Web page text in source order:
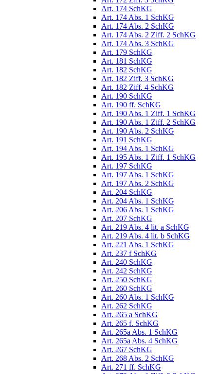
Art. 174 SchKG
Art. 174 Abs. 1 SchKG
Art. 174 Abs. 2 SchKG
Art. 174 Abs. 2 Ziff. 2 SchKG
Art. 174 Abs. 3 SchKG
Art. 179 SchKG
Art. 181 SchKG
Art. 182 SchKG
Art. 182 Ziff. 3 SchKG
Art. 182 Ziff. 4 SchKG
Art. 190 SchKG
Art. 190 ff. SchKG
Art. 190 Abs. 1 Ziff. 1 SchKG
Art. 190 Abs. 1 Ziff. 2 SchKG
Art. 190 Abs. 2 SchKG
Art. 191 SchKG
Art. 194 Abs. 1 SchKG
Art. 195 Abs. 1 Ziff. 1 SchKG
Art. 197 SchKG
Art. 197 Abs. 1 SchKG
Art. 197 Abs. 2 SchKG
Art. 204 SchKG
Art. 204 Abs. 1 SchKG
Art. 206 Abs. 1 SchKG
Art. 207 SchKG
Art. 219 Abs. 4 lit. a SchKG
Art. 219 Abs. 4 lit. b SchKG
Art. 221 Abs. 1 SchKG
Art. 237 f SchKG
Art. 240 SchKG
Art. 242 SchKG
Art. 250 SchKG
Art. 260 SchKG
Art. 260 Abs. 1 SchKG
Art. 262 SchKG
Art. 265 a SchKG
Art. 265 f. SchKG
Art. 265a Abs. 1 SchKG
Art. 265a Abs. 4 SchKG
Art. 267 SchKG
Art. 268 Abs. 2 SchKG
Art. 271 ff. SchKG